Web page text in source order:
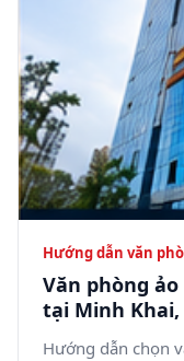
Hướng dẫn văn
Văn phòng
tại Minh Khai,
Hướng dẫn chọn